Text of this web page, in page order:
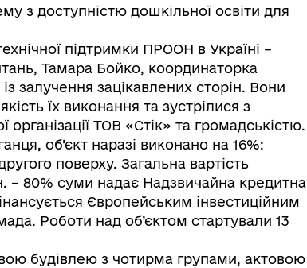
з доступністю дошкільної освіти для
підтримки ПРООН в Україні –
Тамара Бойко, координаторка
залучення зацікавлених сторін. Вони
їх виконання та зустрілися з
ТОВ «Стік» та громадськістю.
об’єкт наразі виконано на 16%:
поверху. Загальна вартість
– 80% суми надає Надзвичайна кредитна
Європейським інвестиційним
Роботи над об’єктом стартували 13
будівлею з чотирма групами, актовою